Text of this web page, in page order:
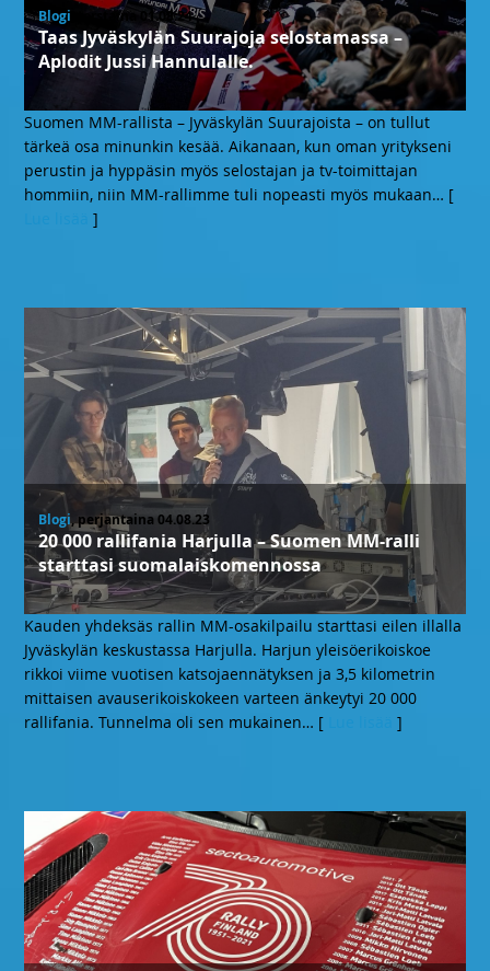
Blogi , torstaina 01.08.24
Taas Jyväskylän Suurajoja selostamassa –
Aplodit Jussi Hannulalle.
Suomen MM-rallista – Jyväskylän Suurajoista – on tullut
tärkeä osa minunkin kesää. Aikanaan, kun oman yritykseni
perustin ja hyppäsin myös selostajan ja tv-toimittajan
hommiin, niin MM-rallimme tuli nopeasti myös mukaan… [
]
Blogi, perjantaina 04.08.23
20 000 rallifania Harjulla – Suomen MM-ralli
starttasi suomalaiskomennossa
Kauden yhdeksäs rallin MM-osakilpailu starttasi eilen illalla
Jyväskylän keskustassa Harjulla. Harjun yleisöerikoiskoe
rikkoi viime vuotisen katsojaennätyksen ja 3,5 kilometrin
mittaisen avauserikoiskokeen varteen änkeytyi 20 000
rallifania. Tunnelma oli sen mukainen… [ ]